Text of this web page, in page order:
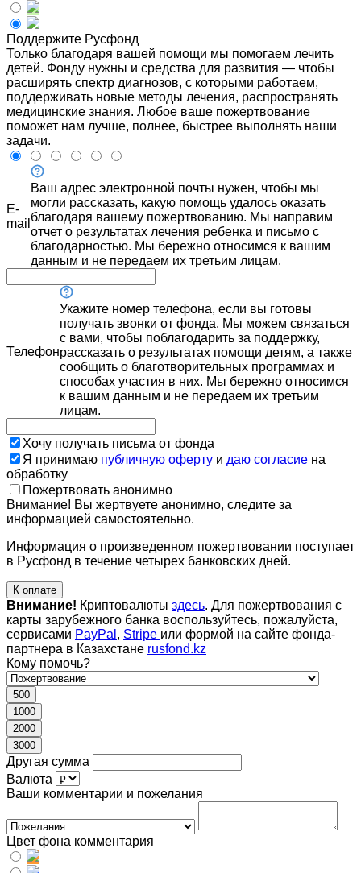
Поддержите Русфонд
Только благодаря вашей помощи мы помогаем лечить
детей. Фонду нужны и средства для развития — чтобы
расширять спектр диагнозов, с которыми работаем,
поддерживать новые методы лечения, распространять
медицинские знания. Любое ваше пожертвование
поможет нам лучше, полнее, быстрее выполнять наши
задачи.
E-
mail
Ваш адрес электронной почты нужен, чтобы мы
могли рассказать, какую помощь удалось оказать
благодаря вашему пожертвованию. Мы направим
отчет о результатах лечения ребенка и письмо с
благодарностью. Мы бережно относимся к вашим
данным и не передаем их третьим лицам.
Телефон
Укажите номер телефона, если вы готовы
получать звонки от фонда. Мы можем связаться
с вами, чтобы поблагодарить за поддержку,
рассказать о результатах помощи детям, а также
сообщить о благотворительных программах и
способах участия в них. Мы бережно относимся
к вашим данным и не передаем их третьим
лицам.
Хочу получать письма от фонда
Я принимаю публичную оферту и даю согласие на
обработку
Пожертвовать анонимно
Внимание! Вы жертвуете анонимно, следите за
информацией самостоятельно.
Информация о произведенном пожертвовании поступает
в Русфонд в течение четырех банковских дней.
К оплате
Внимание! Криптовалюты здесь. Для пожертвования с
карты зарубежного банка воспользуйтесь, пожалуйста,
сервисами PayPal , Stripe или формой на сайте фонда-
партнера в Казахстане rusfond.kz
Кому помочь?
500
1000
2000
3000
Другая сумма
Валюта
Ваши комментарии и пожелания
Цвет фона комментария